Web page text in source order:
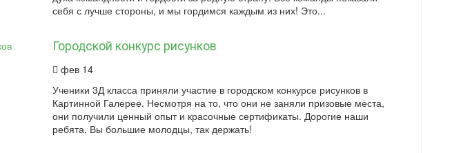
себя с лучше стороны, и мы гордимся каждым из них! Это...
Городской конкурс рисунков
фев 14
Ученики 3Д класса приняли участие в городском конкурсе рисунков в
Картинной Галерее. Несмотря на то, что они не заняли призовые места,
они получили ценный опыт и красочные сертификаты. Дорогие наши
ребята, Вы большие молодцы, так держать!